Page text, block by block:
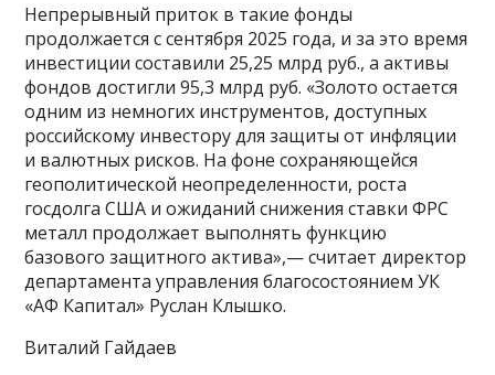
Непрерывный приток в такие фонды
продолжается с сентября 2025 года, и за это время
инвестиции составили 25,25 млрд руб., а активы
фондов достигли 95,3 млрд руб. «Золото остается
одним из немногих инструментов, доступных
российскому инвестору для защиты от инфляции
и валютных рисков. На фоне сохраняющейся
геополитической неопределенности, роста
госдолга США и ожиданий снижения ставки ФРС
металл продолжает выполнять функцию
базового защитного актива»,— считает директор
департамента управления благосостоянием УК
«АФ Капитал» Руслан Клышко.
Виталий Гайдаев